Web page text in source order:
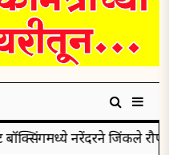
नरेंदरने जिंकले रौप्यपदक